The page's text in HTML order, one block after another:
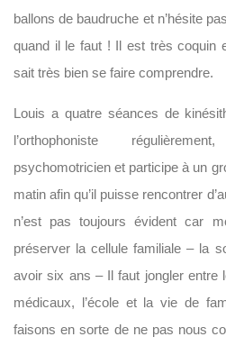
ballons de baudruche et n’hésite
quand il le faut ! Il est très coquin
sait très bien se faire comprendre.
Louis a quatre séances de
l’orthophoniste
psychomotricien et participe à un
matin afin qu’il puisse rencontrer
n’est pas toujours évident car
préserver la cellule familiale – la
avoir six ans – Il faut jongler entre
médicaux, l’école et la vie de
faisons en sorte de ne pas nous